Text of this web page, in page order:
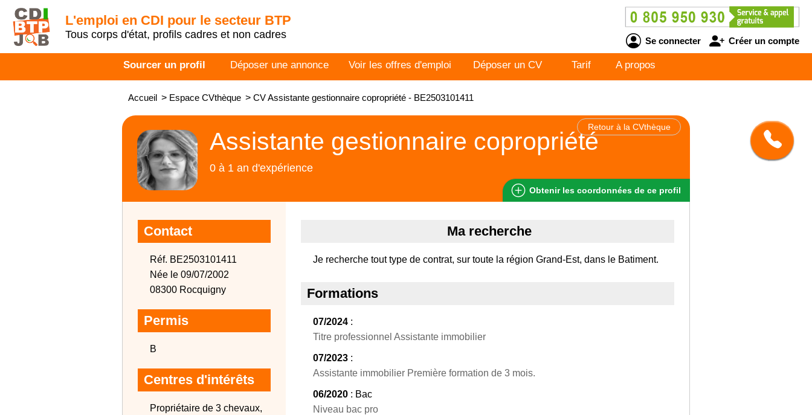
L'emploi en CDI pour le secteur BTP
Tous corps d'état, profils cadres et non cadres
Se connecter Créer un compte
Sourcer un profil Déposer une annonce Voir les offres d'emploi Déposer un CV Tarif A propos
Accueil > Espace CVthèque > CV Assistante gestionnaire copropriété - BE2503101411
Retour à la CVthèque
Assistante gestionnaire copropriété
0 à 1 an d'expérience
Obtenir les coordonnées de ce profil
Contact
Réf. BE2503101411
Née le 09/07/2002
08300 Rocquigny
Permis
B
Centres d'intérêts
Propriétaire de 3 chevaux,
Ma recherche
Je recherche tout type de contrat, sur toute la région Grand-Est, dans le Batiment.
Formations
07/2024 :
Titre professionnel Assistante immobilier
07/2023 :
Assistante immobilier Première formation de 3 mois.
06/2020 : Bac
Niveau bac pro